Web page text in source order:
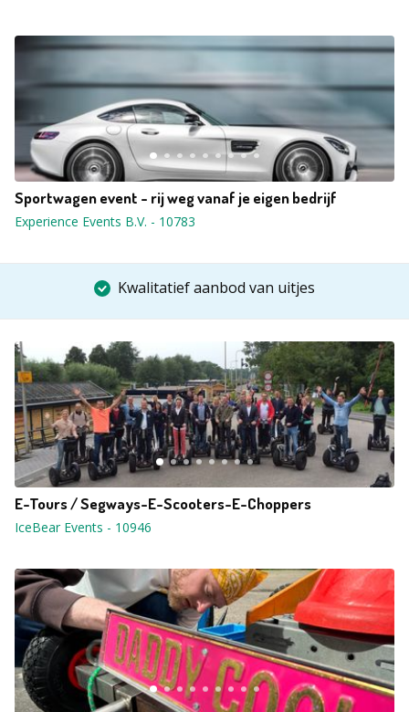
Sportwagen event - rij weg vanaf je eigen bedrijf
Experience Events B.V. - 10783
Kwalitatief aanbod van uitjes
E-Tours / Segways-E-Scooters-E-Choppers
IceBear Events - 10946